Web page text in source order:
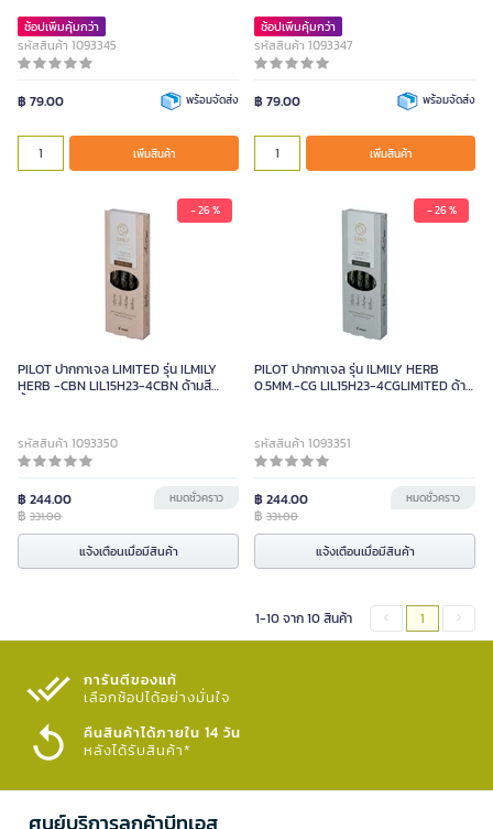
ช้อปเพิ่มคุ้มกว่า
รหัสสินค้า 1093345
฿ 79.00 พร้อมจัดส่ง
เพิ่มสินค้า
ช้อปเพิ่มคุ้มกว่า
รหัสสินค้า 1093347
฿ 79.00 พร้อมจัดส่ง
เพิ่มสินค้า
- 26 %
PILOT ปากกาเจล LIMITED รุ่น ILMILY
HERB -CBN LIL15H23-4CBN ด้ามสี
รหัสสินค้า 1093350
฿ 244.00
฿ 331.00
หมดชั่วคราว
แจ้งเตือนเมื่อมีสินค้า
- 26 %
PILOT ปากกาเจล รุ่น ILMILY HERB
0.5MM.-CG LIL15H23-4CGLIMITED ด้าม
รหัสสินค้า 1093351
฿ 244.00
฿ 331.00
หมดชั่วคราว
แจ้งเตือนเมื่อมีสินค้า
1-10 จาก 10 สินค้า 1
การันตีของแท้
เลือกช้อปได้อย่างมั่นใจ​
คืนสินค้าได้ภายใน 14 วัน
หลังได้รับสินค้า*